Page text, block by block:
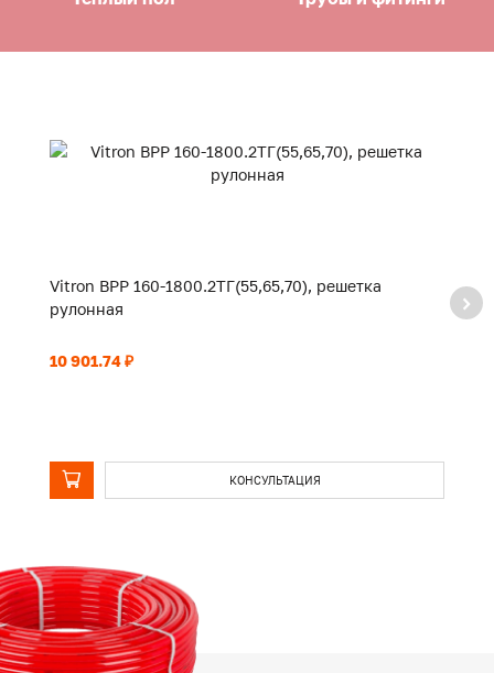
Vitron ВРР 160-1800.2ТГ(55,65,70), решетка
рулонная
10 901.74 ₽
КОНСУЛЬТАЦИЯ